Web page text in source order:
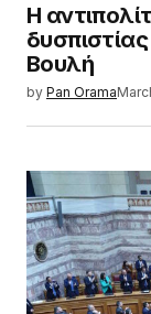
Η
Βουλή
by Pan Orama